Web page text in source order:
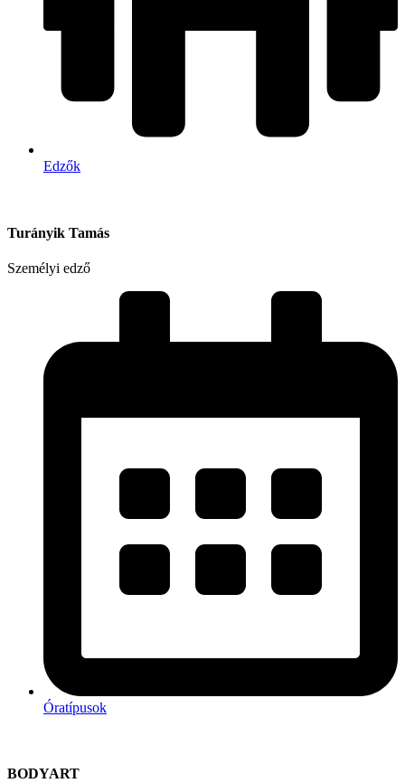
Edzők
Turányik Tamás
Személyi edző
Óratípusok
BODYART